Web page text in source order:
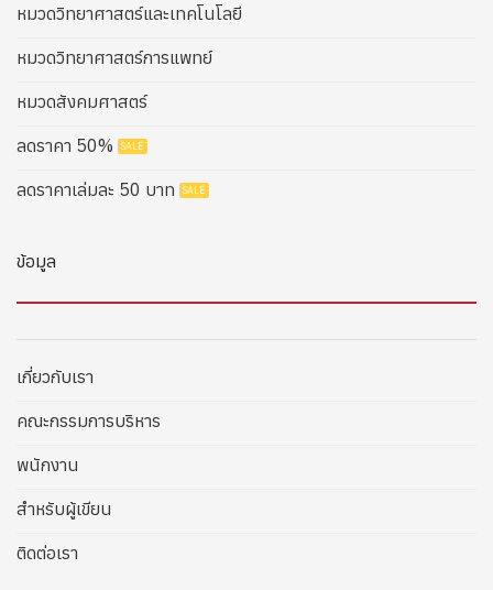
หมวดวิทยาศาสตร์และเทคโนโลยี
หมวดวิทยาศาสตร์การแพทย์
หมวดสังคมศาสตร์
ลดราคา 50%
ลดราคาเล่มละ 50 บาท
ข้อมูล
เกี่ยวกับเรา
คณะกรรมการบริหาร
พนักงาน
สำหรับผู้เขียน
ติดต่อเรา